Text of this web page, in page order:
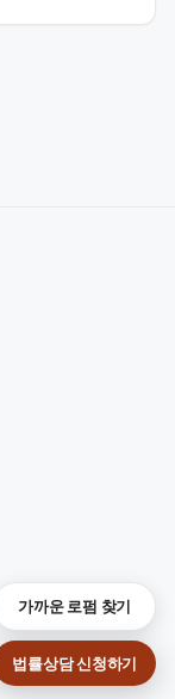
침가까운 로펌 찾기
법률상담 신청하기